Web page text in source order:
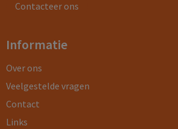
Contacteer ons
Informatie
Over ons
Veelgestelde vragen
Contact
Links